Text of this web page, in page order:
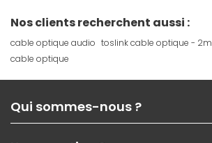
Nos clients recherchent aussi :
cable optique audio toslink cable optique - 2m
cable optique
Qui sommes-nous ?